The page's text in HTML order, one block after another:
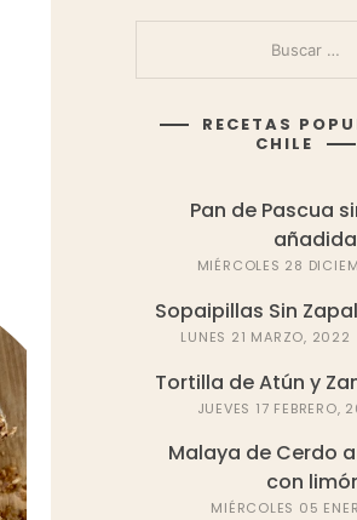
RECETAS
CHILE
Pan de Pascua
añadida
MIÉRCOLES 28
Sopaipillas Sin
LUNES 21 MARZO, 2022
Tortilla de Atún y
JUEVES 17 FEBRERO,
Malaya de Cerdo
con
MIÉRCOLES 05